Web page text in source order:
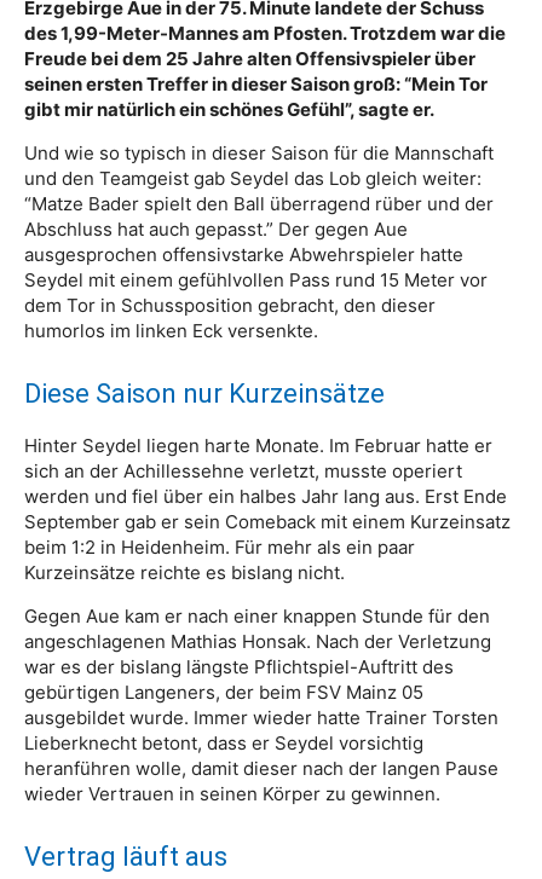
Erzgebirge Aue in der 75. Minute landete der Schuss
des 1,99-Meter-Mannes am Pfosten. Trotzdem war die
Freude bei dem 25 Jahre alten Offensivspieler über
seinen ersten Treffer in dieser Saison groß: “Mein Tor
gibt mir natürlich ein schönes Gefühl”, sagte er.
Und wie so typisch in dieser Saison für die Mannschaft
und den Teamgeist gab Seydel das Lob gleich weiter:
“Matze Bader spielt den Ball überragend rüber und der
Abschluss hat auch gepasst.” Der gegen Aue
ausgesprochen offensivstarke Abwehrspieler hatte
Seydel mit einem gefühlvollen Pass rund 15 Meter vor
dem Tor in Schussposition gebracht, den dieser
humorlos im linken Eck versenkte.
Diese Saison nur Kurzeinsätze
Hinter Seydel liegen harte Monate. Im Februar hatte er
sich an der Achillessehne verletzt, musste operiert
werden und fiel über ein halbes Jahr lang aus. Erst Ende
September gab er sein Comeback mit einem Kurzeinsatz
beim 1:2 in Heidenheim. Für mehr als ein paar
Kurzeinsätze reichte es bislang nicht.
Gegen Aue kam er nach einer knappen Stunde für den
angeschlagenen Mathias Honsak. Nach der Verletzung
war es der bislang längste Pflichtspiel-Auftritt des
gebürtigen Langeners, der beim FSV Mainz 05
ausgebildet wurde. Immer wieder hatte Trainer Torsten
Lieberknecht betont, dass er Seydel vorsichtig
heranführen wolle, damit dieser nach der langen Pause
wieder Vertrauen in seinen Körper zu gewinnen.
Vertrag läuft aus